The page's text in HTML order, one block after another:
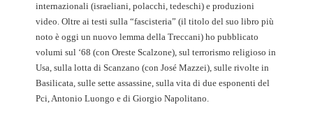
internazionali (israeliani, polacchi, tedeschi) e produzioni
video. Oltre ai testi sulla “fascisteria” (il titolo del suo libro più
noto è oggi un nuovo lemma della Treccani) ho pubblicato
volumi sul ‘68 (con Oreste Scalzone), sul terrorismo religioso in
Usa, sulla lotta di Scanzano (con José Mazzei), sulle rivolte in
Basilicata, sulle sette assassine, sulla vita di due esponenti del
Pci, Antonio Luongo e di Giorgio Napolitano.